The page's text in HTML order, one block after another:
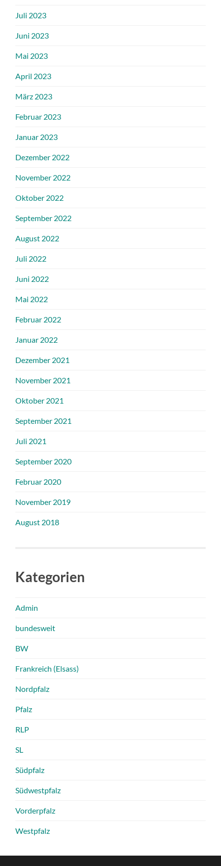
Juli 2023
Juni 2023
Mai 2023
April 2023
März 2023
Februar 2023
Januar 2023
Dezember 2022
November 2022
Oktober 2022
September 2022
August 2022
Juli 2022
Juni 2022
Mai 2022
Februar 2022
Januar 2022
Dezember 2021
November 2021
Oktober 2021
September 2021
Juli 2021
September 2020
Februar 2020
November 2019
August 2018
Kategorien
Admin
bundesweit
BW
Frankreich (Elsass)
Nordpfalz
Pfalz
RLP
SL
Südpfalz
Südwestpfalz
Vorderpfalz
Westpfalz